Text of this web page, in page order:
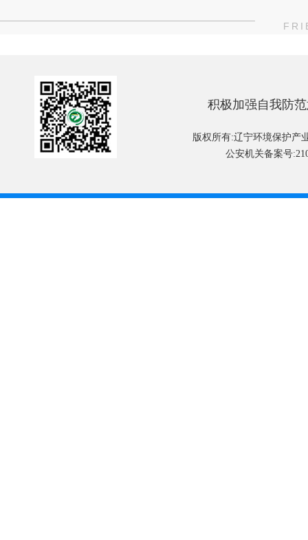
积极加强自我防
版权所有:辽宁环境保护产
公安机关备案号